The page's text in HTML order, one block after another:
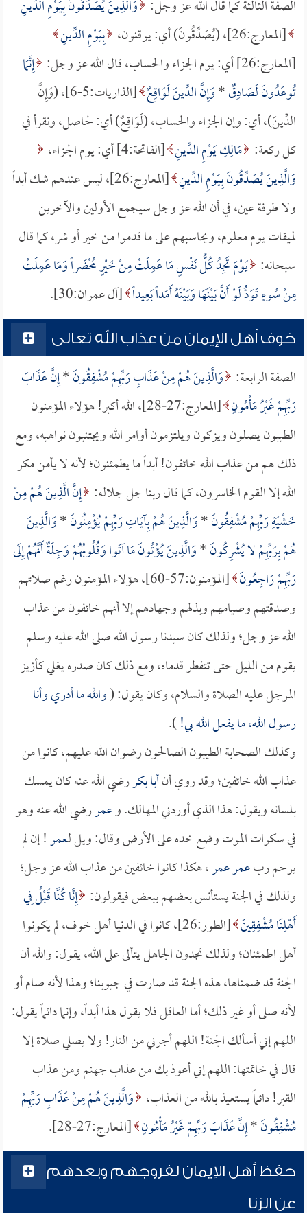
الصفة الثالثة كما قال الله عز وجل: وَالَّذِينَ يُصَدِّقُونَ بِيَوْمِ الدِّينِ
[المعارج:26]، (يُصَدِّقُونَ) أي: يوقنون،
بِيَوْمِ الدِّينِ
[المعارج:26] أي: يوم الجزاء والحساب، قال الله عز وجل:
إِنَّمَا
تُوعَدُونَ لَصَادِقٌ*وَإِنَّ الدِّينَ لَوَاقِعٌ
[الذاريات:5-6]، (وَإِنَّ
الدِّينَ)، أي: وإن الجزاء والحساب، (لَوَاقِعٌ) أي: لحاصل، ونقرأ في
كل ركعة: مَالِكِ يَوْمِ الدِّينِ [الفاتحة:4] أي: يوم الجزاء،
وَالَّذِينَ يُصَدِّقُونَ بِيَوْمِ الدِّينِ
[المعارج:26]، ليس عندهم شك أبداً
ولا طرفة عين، في أن الله عز وجل سيجمع الأولين والآخرين
لميقات يوم معلوم، ويحاسبهم على ما قدموا من خير أو شر، كما قال
سبحانه: يَوْمَ تَجِدُ كُلُّ نَفْسٍ مَا عَمِلَتْ مِنْ خَيْرٍ مُحْضَراً وَمَا عَمِلَتْ
مِنْ سُوءٍ تَوَدُّ لَوْ أَنَّ بَيْنَهَا وَبَيْنَهُ أَمَداً بَعِيداً [آل عمران:30].
خوف أهل الإيمان من عذاب الله تعالى
الصفة الرابعة: وَالَّذِينَ هُمْ مِنْ عَذَابِ رَبِّهِمْ مُشْفِقُونَ*إِنَّ عَذَابَ
رَبِّهِمْ غَيْرُ مَأْمُونٍ
[المعارج:27-28]، الله أكبر! هؤلاء المؤمنون
الطيبون يصلون ويزكون ويلتزمون أوامر الله ويجتنبون نواهيه، ومع
ذلك هم من عذاب الله خائفون! أبداً ما يطمئنون؛ لأنه لا يأمن مكر
الله إلا القوم الخاسرون، كما قال ربنا جل جلاله: إِنَّ الَّذِينَ هُمْ مِنْ
خَشْيَةِ رَبِّهِمْ مُشْفِقُونَ*وَالَّذِينَ هُمْ بِآيَاتِ رَبِّهِمْ يُؤْمِنُونَ*وَالَّذِينَ
هُمْ بِرَبِّهِمْ لا يُشْرِكُونَ*وَالَّذِينَ يُؤْتُونَ مَا آتَوا وَقُلُوبُهُمْ وَجِلَةٌ أَنَّهُمْ إِلَى
رَبِّهِمْ رَاجِعُونَ
[المؤمنون:57-60]، هؤلاء المؤمنون رغم صلاتهم
وصدقتهم وصيامهم وبذلهم وجهادهم إلا أنهم خائفون من عذاب
الله عز وجل؛ ولذلك كان سيدنا رسول الله صلى الله عليه وسلم
يقوم من الليل حتى تتفطر قدماه، ومع ذلك كان صدره يغلي كأزيز
المرجل عليه الصلاة والسلام، وكان يقول: (والله ما أدري وأنا
رسول الله، ما يفعل الله بي!).
وكذلك الصحابة الطيبون الصالحون رضوان الله عليهم، كانوا من
عذاب الله خائفين؛ وقد روي أنأبا بكررضي الله عنه كان يمسك
بلسانه ويقول: هذا الذي أوردني المهالك. وعمررضي الله عنه وهو
في سكرات الموت وضع خده على الأرض وقال: ويل لـعمر! إن لم
يرحم ربعمرعمر، هكذا كانوا خائفين من عذاب الله عز وجل؛
ولذلك في الجنة يستأنس بعضهم ببعض فيقولون: إِنَّا كُنَّا قَبْلُ فِي
أَهْلِنَا مُشْفِقِينَ
[الطور:26]، كانوا في الدنيا أهل خوف، لم يكونوا
أهل اطمئنان؛ ولذلك تجدون الجاهل يتألى على الله، يقول: والله أن
الجنة قد ضمناها، هذه الجنة قد صارت في جيوبنا؛ وهذا لأنه صام أو
لأنه صلى أو غير ذلك؛ أما العاقل فلا يقول هذا أبداً، وإنما دائماً يقول:
اللهم إني أسألك الجنة! اللهم أجرني من النار! ولا يصلي صلاة إلا
قال في خاتمتها: اللهم إني أعوذ بك من عذاب جهنم ومن عذاب
القبر! دائماً يستعيذ بالله من العذاب، وَالَّذِينَ هُمْ مِنْ عَذَابِ رَبِّهِمْ
مُشْفِقُونَ*إِنَّ عَذَابَ رَبِّهِمْ غَيْرُ مَأْمُونٍ [المعارج:27-28].
حفظ أهل الإيمان لفروجهم وبعدهم
عن الزنا